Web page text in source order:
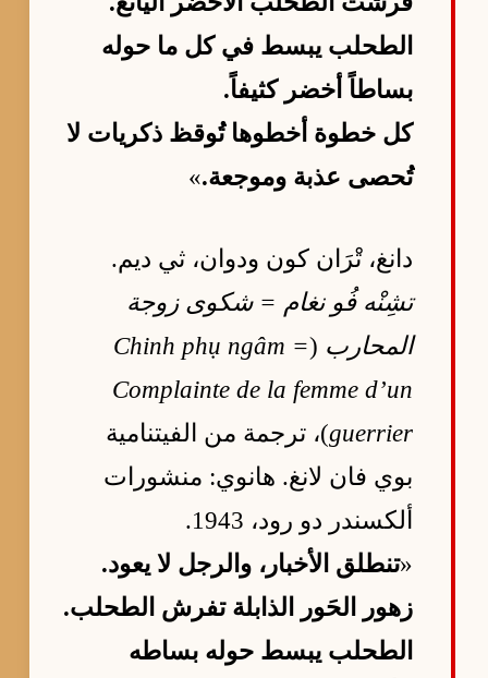
الطحلب يبسط في كل ما حوله
بساطاً أخضر كثيفاً.
كل خطوة أخطوها تُوقظ ذكريات لا
تُحصى عذبة وموجعة.»
دانغ، تْرَان كون ودوان، ثي ديم.
تشِنْه فُو نغام = شكوى زوجة
المحارب (
Chinh phụ ngâm =
Complainte de la femme d’un
guerrier)، ترجمة من الفيتنامية
بوي فان لانغ. هانوي: منشورات
ألكسندر دو رود، 1943.
«تنطلق الأخبار، والرجل لا يعود.
زهور الحَور الذابلة تفرش الطحلب.
الطحلب يبسط حوله بساطه